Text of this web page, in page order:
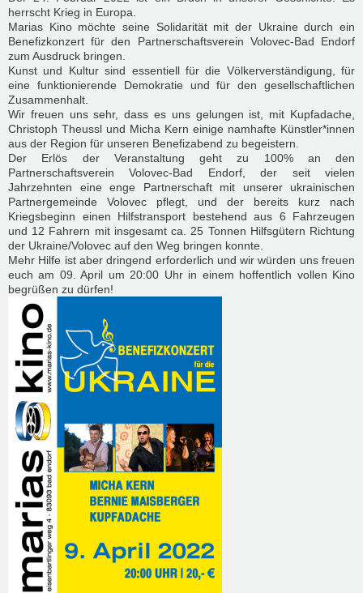
herrscht Krieg in Europa.
Marias Kino möchte seine Solidarität mit der Ukraine durch ein
Benefizkonzert für den Partnerschaftsverein Volovec-Bad Endorf
zum Ausdruck bringen.
Kunst und Kultur sind essentiell für die Völkerverständigung, für
eine funktionierende Demokratie und für den gesellschaftlichen
Zusammenhalt.
Wir freuen uns sehr, dass es uns gelungen ist, mit Kupfadache,
Christoph Theussl und Micha Kern einige namhafte Künstler*innen
aus der Region für unseren Benefizabend zu begeistern.
Der Erlös der Veranstaltung geht zu 100% an den
Partnerschaftsverein Volovec-Bad Endorf, der seit vielen
Jahrzehnten eine enge Partnerschaft mit unserer ukrainischen
Partnergemeinde Volovec pflegt, und der bereits kurz nach
Kriegsbeginn einen Hilfstransport bestehend aus 6 Fahrzeugen
und 12 Fahrern mit insgesamt ca. 25 Tonnen Hilfsgütern Richtung
der Ukraine/Volovec auf den Weg bringen konnte.
Mehr Hilfe ist aber dringend erforderlich und wir würden uns freuen
euch am 09. April um 20:00 Uhr in einem hoffentlich vollen Kino
begrüßen zu dürfen!